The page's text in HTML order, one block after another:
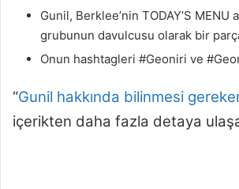
Gunil, Berklee’nin TODAY’S MENU
grubunun davulcusu olarak bir
Onun hashtagleri #Geoniri ve
“Gunil hakkında bilinmesi
içerikten daha fazla detaya